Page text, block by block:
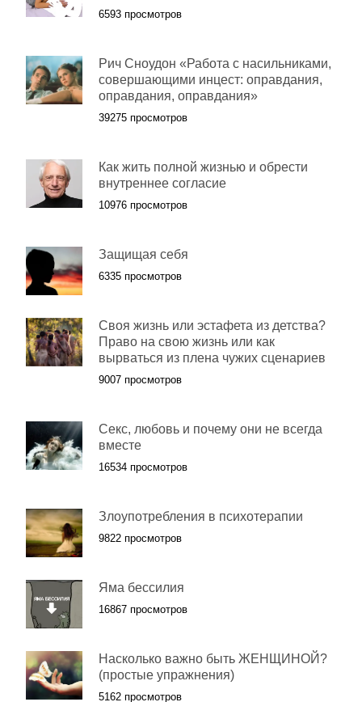
6593 просмотров
Рич Сноудон «Работа с насильниками,
совершающими инцест: оправдания,
оправдания, оправдания»
39275 просмотров
Как жить полной жизнью и обрести
внутреннее согласие
10976 просмотров
Защищая себя
6335 просмотров
Своя жизнь или эстафета из детства?
Право на свою жизнь или как
вырваться из плена чужих сценариев
9007 просмотров
Секс, любовь и почему они не всегда
вместе
16534 просмотров
Злоупотребления в психотерапии
9822 просмотров
Яма бессилия
16867 просмотров
Насколько важно быть ЖЕНЩИНОЙ?
(простые упражнения)
5162 просмотров